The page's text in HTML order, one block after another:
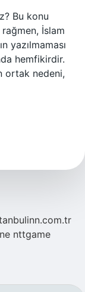
Bu konu
rağmen, İslam
yazılmaması
hemfikirdir.
ortak nedeni,
nttgame